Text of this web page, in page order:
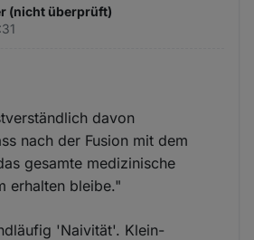
(nicht überprüft)
davon
nach der Fusion mit dem
gesamte medizinische
erhalten bleibe."
'Naivität'. Klein-